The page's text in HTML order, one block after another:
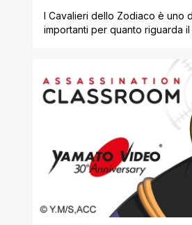
I Cavalieri dello Zodiaco è uno
importanti per quanto riguarda
riuscito a catturare tutto il
uno dei cult più rilevanti di
abbiamo avuto modo di
inserimento di [']